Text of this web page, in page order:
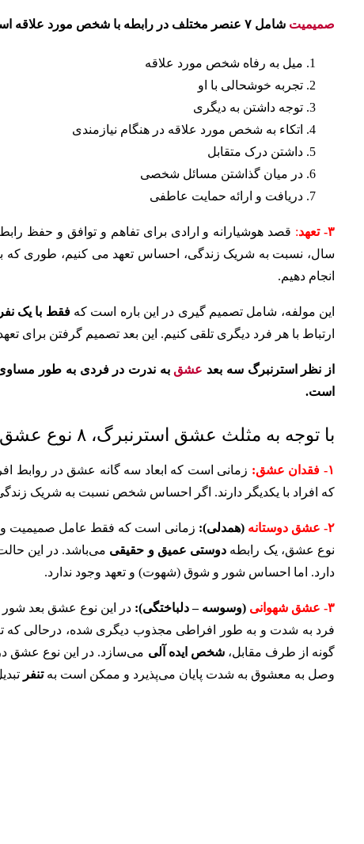
صمیمیت شامل ۷ عنصر مختلف در رابطه با شخص مورد علاقه است:
میل به رفاه شخص مورد علاقه
تجربه خوشحالی با او
توجه داشتن به دیگری
اتکاء به شخص مورد علاقه در هنگام نیازمندی
داشتن درک متقابل
در میان گذاشتن مسائل شخصی
دریافت و ارائه حمایت عاطفی
۳- تعهد : قصد هوشیارانه و ارادی برای تفاهم و توافق و حفظ
سال، نسبت به شریک زندگی، احساس تعهد می کنیم، طوری که
انجام دهیم.
این مولفه، شامل تصمیم گیری در این باره است کهفقط با یک
ارتباط با هر فرد دیگری تلقی کنیم. این بعد تصمیم گرفتن برای
از نظر استرنبرگ سه بعد عشق به ندرت در فردی به طور
است.
با توجه به مثلث عشق استرنبرگ، ۸ نوع عشق عبارت‌اند از:
۱- فقدان عشق:
زمانی است که ابعاد سه گانه عشق در روابط
که افراد با یکدیگر دارند. اگر احساس شخص نسبت به شریک
۲- عشق دوستانه (همدلی): زمانی است که فقط عامل صمیمیت
نوع عشق، یک رابطه دوستی عمیق و حقیقی می‌باشد. در این
دارد. اما احساس شور و شوق (شهوت) و تعهد وجود ندارد.
۳- عشق شهوانی (وسوسه – دلباختگی): در این نوع عشق بعد
فرد به شدت و به طور افراطی مجذوب دیگری شده، درحالی که
گونه از طرف مقابل،شخص ایده آلی می‌سازد. در این نوع عشق
وصل به معشوق به شدت پایان می‌پذیرد و ممکن است بهتنفر